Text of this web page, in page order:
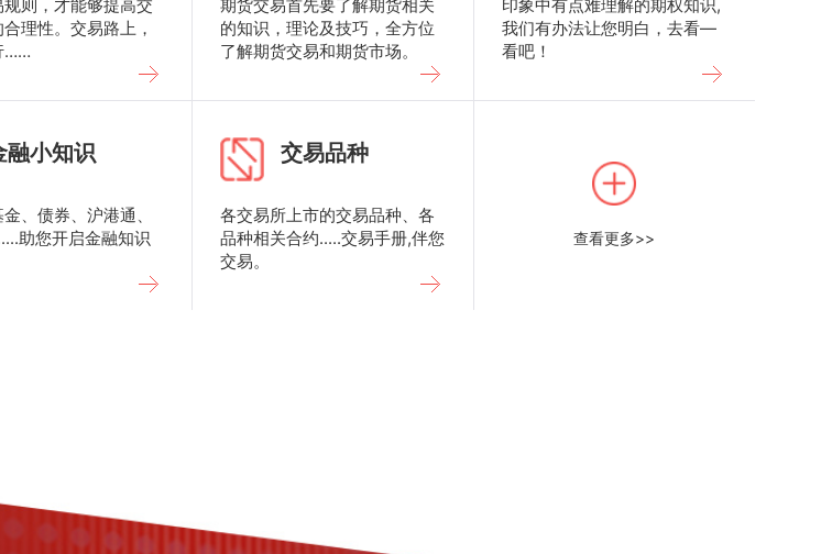
规则，才能够提高交
理性。交易路上，
……
期货交易首先要了解期货相关
的知识，理论及技巧，全方位
了解期货交易和期货市场。
印象中有点难理解的期权知识,
我们有办法让您明白，去看—
看吧！
融小知识
、债券、沪港通、
助您开启金融知识
交易品种
各交易所上市的交易品种、各
品种相关合约.....交易手册,伴您
交易。
查看更多>>